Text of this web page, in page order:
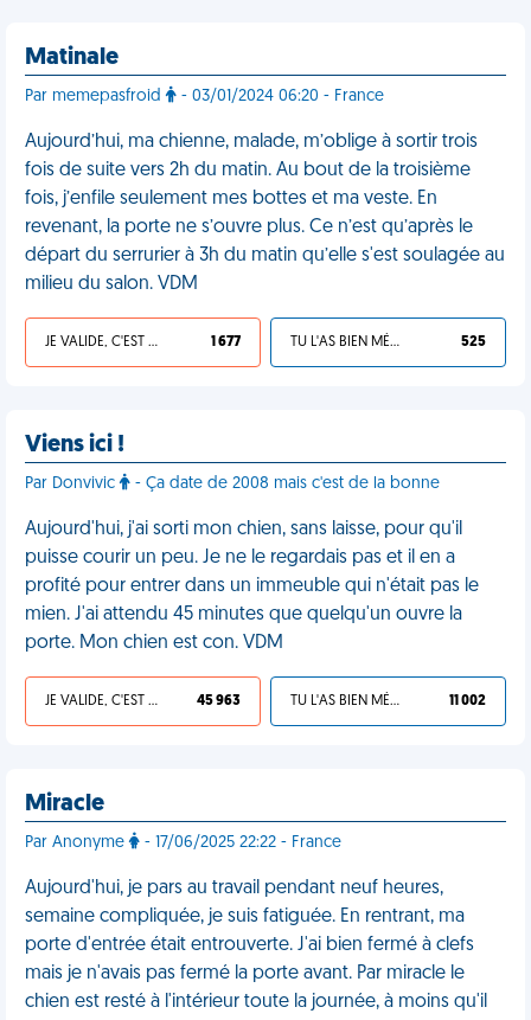
Matinale
Par memepasfroid - 03/01/2024 06:20 - France
Aujourd’hui, ma chienne, malade, m’oblige à sortir trois
fois de suite vers 2h du matin. Au bout de la troisième
fois, j’enfile seulement mes bottes et ma veste. En
revenant, la porte ne s’ouvre plus. Ce n’est qu’après le
départ du serrurier à 3h du matin qu’elle s'est soulagée au
milieu du salon. VDM
JE VALIDE, C'EST UNE VDM 1 677 TU L'AS BIEN MÉRITÉ 525
Viens ici !
Par Donvivic - Ça date de 2008 mais c'est de la bonne
Aujourd'hui, j'ai sorti mon chien, sans laisse, pour qu'il
puisse courir un peu. Je ne le regardais pas et il en a
profité pour entrer dans un immeuble qui n'était pas le
mien. J'ai attendu 45 minutes que quelqu'un ouvre la
porte. Mon chien est con. VDM
JE VALIDE, C'EST UNE VDM 45 963 TU L'AS BIEN MÉRITÉ 11 002
Miracle
Par Anonyme - 17/06/2025 22:22 - France
Aujourd'hui, je pars au travail pendant neuf heures,
semaine compliquée, je suis fatiguée. En rentrant, ma
porte d'entrée était entrouverte. J'ai bien fermé à clefs
mais je n'avais pas fermé la porte avant. Par miracle le
chien est resté à l'intérieur toute la journée, à moins qu'il